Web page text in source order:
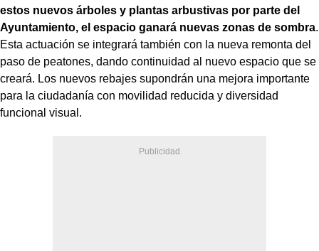
estos nuevos árboles y plantas arbustivas por parte del
Ayuntamiento, el espacio ganará nuevas zonas de sombra.
Esta actuación se integrará también con la nueva remonta del
paso de peatones, dando continuidad al nuevo espacio que se
creará. Los nuevos rebajes supondrán una mejora importante
para la ciudadanía con movilidad reducida y diversidad
funcional visual.